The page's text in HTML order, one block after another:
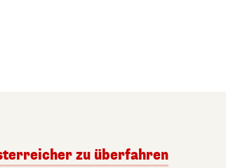
zu überfahren